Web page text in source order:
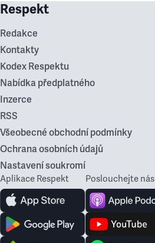
Respekt
Redakce
Kontakty
Kodex Respektu
Nabídka předplatného
Inzerce
RSS
Všeobecné obchodní podmínky
Ochrana osobních údajů
Nastavení soukromí
Aplikace Respekt Poslouchejte nás